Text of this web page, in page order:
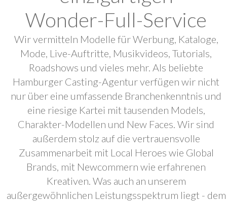
Wonder-Full-Service
Wir vermitteln Modelle für Werbung, Kataloge,
Mode, Live-Auftritte, Musikvideos, Tutorials,
Roadshows und vieles mehr. Als beliebte
Hamburger Casting-Agentur verfügen wir nicht
nur über eine umfassende Branchenkenntnis und
eine riesige Kartei mit tausenden Models,
Charakter-Modellen und New Faces. Wir sind
außerdem stolz auf die vertrauensvolle
Zusammenarbeit mit Local Heroes wie Global
Brands, mit Newcommern wie erfahrenen
Kreativen. Was auch an unserem
außergewöhnlichen Leistungsspektrum liegt - dem